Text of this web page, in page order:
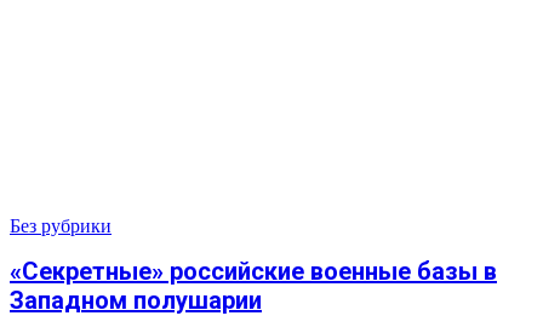
Без рубрики
«Секретные» российские военные базы в
Западном полушарии